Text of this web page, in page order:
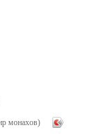
монахов)